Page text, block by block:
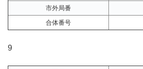
市外局番
合体番号
9